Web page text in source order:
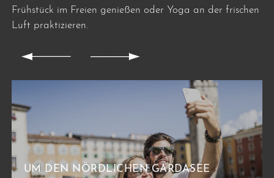
Frühstück im Freien genießen oder Yoga an der frischen
Luft praktizieren.
UM DEN NÖRDLICHEN GARDASEE